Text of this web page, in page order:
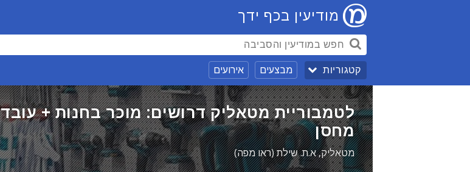
מודיעין בכף ידך
קטגוריות מבצעים אירועים
לטמבוריית מטאליק דרושים: מוכר בחנות + עובד
מחסן
מטאליק, א.ת. שילת (ראו מפה)